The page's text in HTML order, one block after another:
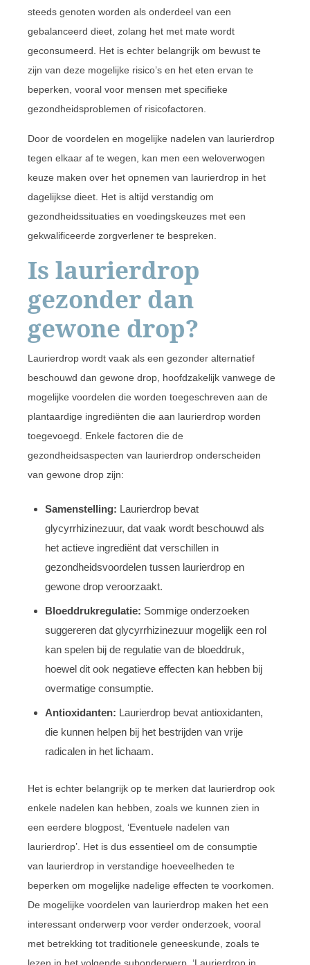
steeds genoten worden als onderdeel van een
gebalanceerd dieet, zolang het met mate wordt
geconsumeerd. Het is echter belangrijk om bewust te
zijn van deze mogelijke risico’s en het eten ervan te
beperken, vooral voor mensen met specifieke
gezondheidsproblemen of risicofactoren.
Door de voordelen en mogelijke nadelen van laurierdrop
tegen elkaar af te wegen, kan men een weloverwogen
keuze maken over het opnemen van laurierdrop in het
dagelijkse dieet. Het is altijd verstandig om
gezondheidssituaties en voedingskeuzes met een
gekwalificeerde zorgverlener te bespreken.
Is laurierdrop
gezonder dan
gewone drop?
Laurierdrop wordt vaak als een gezonder alternatief
beschouwd dan gewone drop, hoofdzakelijk vanwege de
mogelijke voordelen die worden toegeschreven aan de
plantaardige ingrediënten die aan laurierdrop worden
toegevoegd. Enkele factoren die de
gezondheidsaspecten van laurierdrop onderscheiden
van gewone drop zijn:
Samenstelling: Laurierdrop bevat
glycyrrhizinezuur, dat vaak wordt beschouwd als
het actieve ingrediënt dat verschillen in
gezondheidsvoordelen tussen laurierdrop en
gewone drop veroorzaakt.
Bloeddrukregulatie: Sommige onderzoeken
suggereren dat glycyrrhizinezuur mogelijk een rol
kan spelen bij de regulatie van de bloeddruk,
hoewel dit ook negatieve effecten kan hebben bij
overmatige consumptie.
Antioxidanten: Laurierdrop bevat antioxidanten,
die kunnen helpen bij het bestrijden van vrije
radicalen in het lichaam.
Het is echter belangrijk op te merken dat laurierdrop ook
enkele nadelen kan hebben, zoals we kunnen zien in
een eerdere blogpost, ‘Eventuele nadelen van
laurierdrop’. Het is dus essentieel om de consumptie
van laurierdrop in verstandige hoeveelheden te
beperken om mogelijke nadelige effecten te voorkomen.
De mogelijke voordelen van laurierdrop maken het een
interessant onderwerp voor verder onderzoek, vooral
met betrekking tot traditionele geneeskunde, zoals te
lezen in het volgende subonderwerp, ‘Laurierdrop in